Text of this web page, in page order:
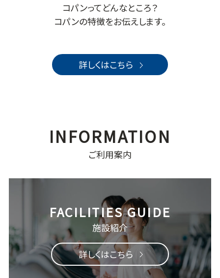
コパンってどんなところ？
コパンの特徴をお伝えします。
詳しくはこちら
ご利用案内
施設紹介
詳しくはこちら